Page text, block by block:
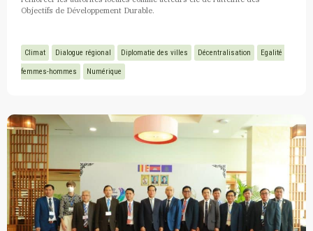
Objectifs de Développement Durable.
Climat Dialogue régional Diplomatie des villes Décentralisation Egalité
femmes-hommes Numérique